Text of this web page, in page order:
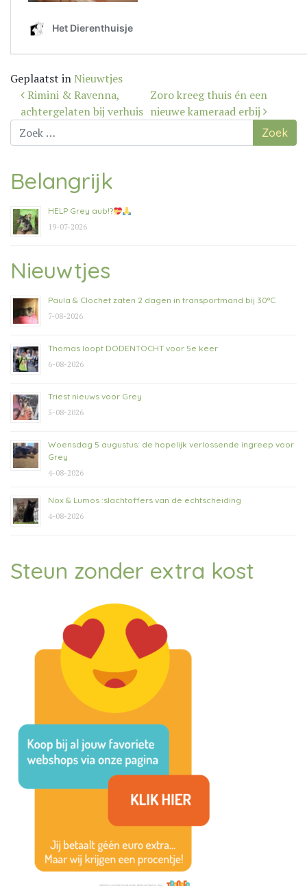
Geplaatst in Nieuwtjes
Bericht
navigatie
Rimini & Ravenna,
achtergelaten bij verhuis
Zoro kreeg thuis én een
nieuwe kameraad erbij
Zoek
naar:
Belangrijk
HELP Grey aub!?
19-07-2026
Nieuwtjes
Paula & Clochet zaten 2 dagen in transportmand bij 30°C
7-08-2026
Thomas loopt DODENTOCHT voor 5e keer
6-08-2026
Triest nieuws voor Grey
5-08-2026
Woensdag 5 augustus: de hopelijk verlossende ingreep voor
Grey
4-08-2026
Nox & Lumos :slachtoffers van de echtscheiding
4-08-2026
Steun zonder extra kost